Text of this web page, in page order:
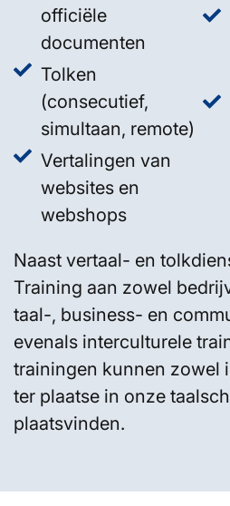
officiële
documenten
Tolken
(consecutief,
simultaan, remote)
Vertalingen van
websites en
webshops
Naast vertaal- en
Training aan zowel
taal-, business- en
evenals interculturele
trainingen kunnen zowel
ter plaatse in onze
plaatsvinden.